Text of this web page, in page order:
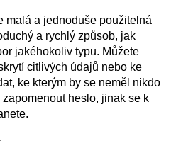
malá a jednoduše použitelná
a rychlý způsob, jak
jakéhokoliv typu. Můžete
citlivých údajů nebo ke
ke kterým by se neměl nikdo
heslo, jinak se k